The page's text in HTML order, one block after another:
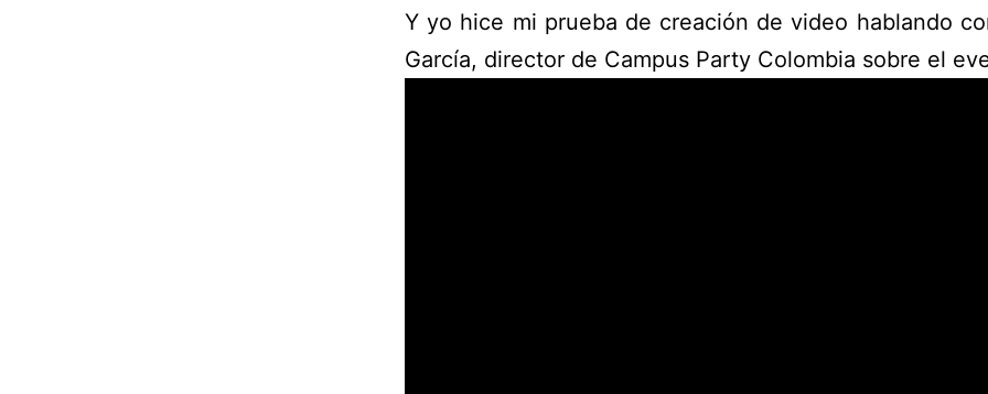
Y yo hice mi prueba de creación de video hablando
García, director de Campus Party Colombia sobre el